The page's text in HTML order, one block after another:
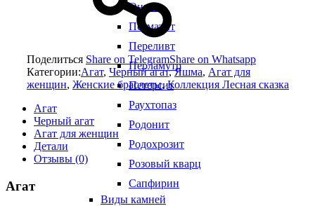
Оникс
Пегматит
Переливт
Перламутр
Петерсит
Раухтопаз
Родонит
Родохрозит
Розовый кварц
Сапфирин
Виды камней
Поделиться Share on TelegramShare on Whatsapp
Категории:Агат, Черный агат,Яшма, Агат для
женщин, Женские браслеты,Коллекция Лесная сказка
Агат
Черный агат
Агат для женщин
Детали
Отзывы (0)
Агат